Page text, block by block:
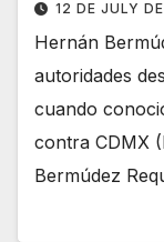
12 DE JULY
Hernán
autoridades
cuando
contra CDMX
Bermúdez